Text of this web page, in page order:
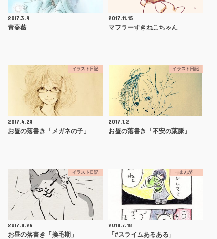
2017.3.9
青薔薇
2017.11.15
マフラーすきねこちゃん
イラスト日記
2017.4.28
お昼の落書き「メガネの子」
イラスト日記
2017.1.2
お昼の落書き「不安の葉脈」
イラスト日記
2017.8.26
お昼の落書き「換毛期」
まんが
2018.7.18
「#スライムあるある」